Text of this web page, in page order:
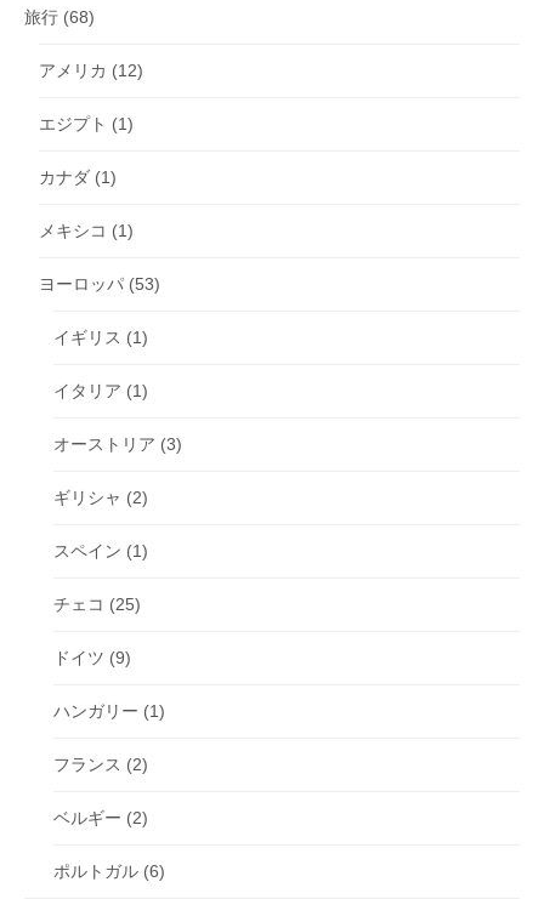
旅行 (68)
アメリカ (12)
エジプト (1)
カナダ (1)
メキシコ (1)
ヨーロッパ (53)
イギリス (1)
イタリア (1)
オーストリア (3)
ギリシャ (2)
スペイン (1)
チェコ (25)
ドイツ (9)
ハンガリー (1)
フランス (2)
ベルギー (2)
ポルトガル (6)